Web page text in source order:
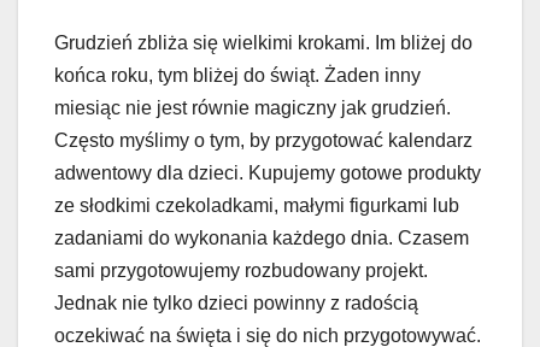
Grudzień zbliża się wielkimi krokami. Im bliżej do
końca roku, tym bliżej do świąt. Żaden inny
miesiąc nie jest równie magiczny jak grudzień.
Często myślimy o tym, by przygotować kalendarz
adwentowy dla dzieci. Kupujemy gotowe produkty
ze słodkimi czekoladkami, małymi figurkami lub
zadaniami do wykonania każdego dnia. Czasem
sami przygotowujemy rozbudowany projekt.
Jednak nie tylko dzieci powinny z radością
oczekiwać na święta i się do nich przygotowywać.